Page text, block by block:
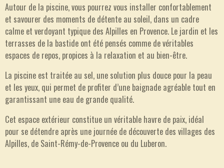
Autour de la piscine, vous pourrez vous installer confortablement
et savourer des moments de détente au soleil, dans un cadre
calme et verdoyant typique des Alpilles en Provence. Le jardin et les
terrasses de la bastide ont été pensés comme de véritables
espaces de repos, propices à la relaxation et au bien-être.
La piscine est traitée au sel, une solution plus douce pour la peau
et les yeux, qui permet de profiter d’une baignade agréable tout en
garantissant une eau de grande qualité.
Cet espace extérieur constitue un véritable havre de paix, idéal
pour se détendre après une journée de découverte des villages des
Alpilles, de Saint-Rémy-de-Provence ou du Luberon.